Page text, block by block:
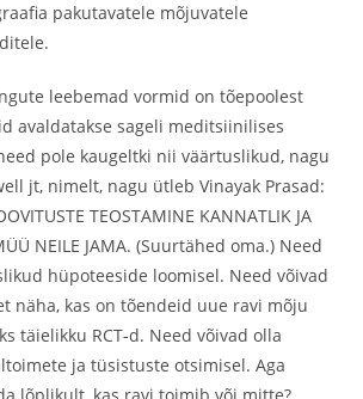
pakutavatele mõjuvatele
leebemad vormid on tõepoolest
avaldatakse sageli meditsiinilises
pole kaugeltki nii väärtuslikud, nagu
jt, nimelt, nagu ütleb Vinayak Prasad:
TEOSTAMINE KANNATLIK JA
NEILE JAMA. (Suurtähed oma.) Need
hüpoteeside loomisel. Need võivad
näha, kas on tõendeid uue ravi mõju
täielikku RCT-d. Need võivad olla
ja tüsistuste otsimisel. Aga